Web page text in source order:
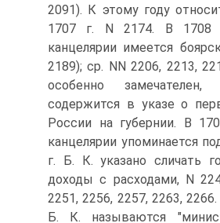
2091). К этому году
1707 г. N 2174. В 1708
канцелярии имеется
2189); ср. NN 2206, 2213,
особенно
содержится в указе о
России на губернии. В
канцелярии упоминается
г. Б. К. указано сличать
доходы с расходами, N
2251, 2256, 2257, 2263,
Б. К. называются